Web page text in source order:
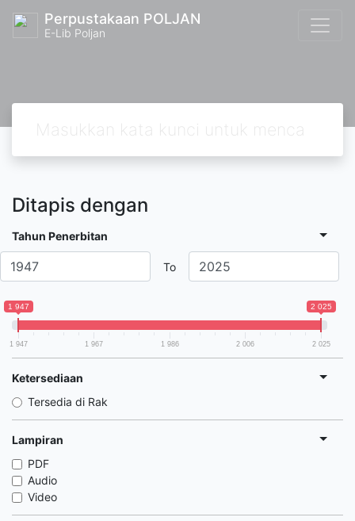
Perpustakaan POLJAN
E-Lib Poljan
Ditapis dengan
Tahun Penerbitan
To
1 947 2 025
1 947 1 967 1 986 2 006 2 025
Ketersediaan
Tersedia di Rak
Lampiran
PDF
Audio
Video